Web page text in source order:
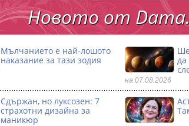
Новото от
Мълчанието е най-лошото
наказание за тази зодия
да
на 07.08.2026
Сдържан, но луксозен: 7
страхотни дизайна за
маникюр